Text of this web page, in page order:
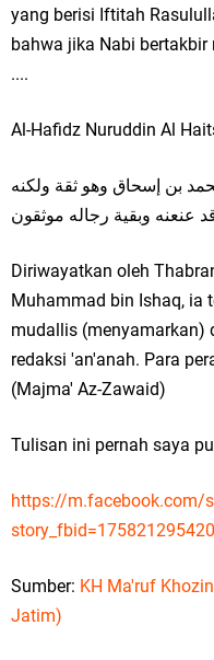
yang berisi Iftitah
bahwa jika Nabi
....
Al-Hafidz Nuruddin Al
ﺑﻦ ﺇﺳﺤﺎﻕ ﻭﻫﻮ ﺛﻘﺔ ﻭﻟﻜﻨﻪ
ﻋﻨﻌﻨﻪ ﻭﺑﻘﻴﺔ ﺭﺟﺎﻟﻪ ﻣﻮﺛﻘﻮﻥ
Diriwayatkan oleh
Muhammad bin Ishaq, ia
mudallis (menyamarkan)
redaksi 'an'anah. Para
(Majma' Az-Zawaid)
Tulisan ini pernah saya
https://m.facebook.com/
Sumber: KH Ma'ruf
Jatim)